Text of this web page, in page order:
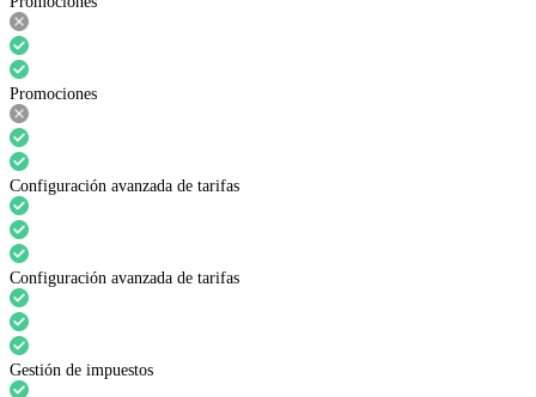
Promociones
Configuración avanzada de tarifas
Configuración avanzada de tarifas
Gestión de impuestos